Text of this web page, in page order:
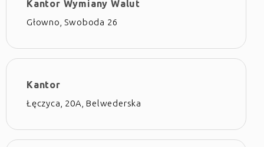
Kantor Wymiany Walut
Głowno, Swoboda 26
Kantor
Łęczyca, 20A, Belwederska